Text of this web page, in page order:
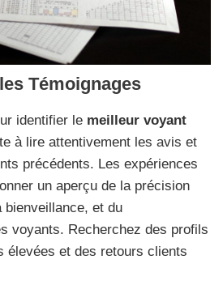
Témoignages
identifier le meilleur voyant
à lire attentivement les avis et
précédents. Les expériences
un aperçu de la précision
et du
voyants. Recherchez des profils
élevées et des retours clients